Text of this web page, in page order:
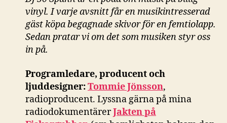
vinyl. I varje avsnitt får en musikintresserad
gäst köpa begagnade skivor för en femtiolapp.
Sedan pratar vi om det som musiken styr oss
in på.
Programledare, producent och
ljuddesigner:Tommie Jönsson,
radioproducent. Lyssna gärna på mina
radiodokumentärerJakten på